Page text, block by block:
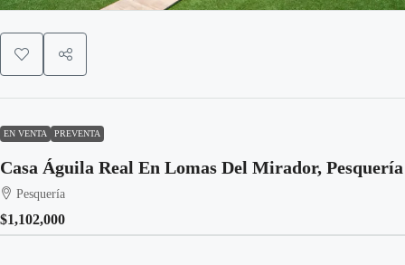
EN VENTA PREVENTA
Casa Águila Real En Lomas Del Mirador, Pesquería
Pesquería
$1,102,000